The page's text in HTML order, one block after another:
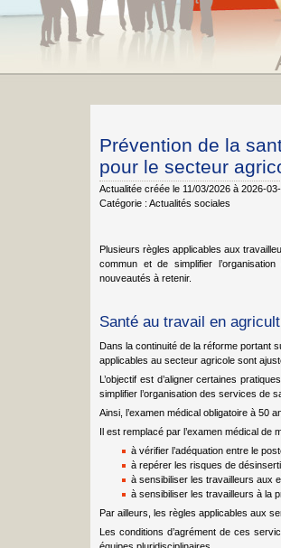
Prévention de la
pour le secteur
Actualitée créée le 11/03/2026 à 2026-03-
Catégorie : Actualités sociales
Plusieurs règles applicables aux
commun et de simplifier
nouveautés à retenir.
Santé au travail en
Dans la continuité de la réforme portant
applicables au secteur agricole sont
L’objectif est d’aligner certaines
simplifier l’organisation des services de
Ainsi, l’examen médical obligatoire à 50
Il est remplacé par l’examen médical de
à vérifier l’adéquation entre le
à repérer les risques de
à sensibiliser les travailleurs aux
à sensibiliser les travailleurs à la
Par ailleurs, les règles applicables aux
Les conditions d’agrément de ces
équipes pluridisciplinaires.